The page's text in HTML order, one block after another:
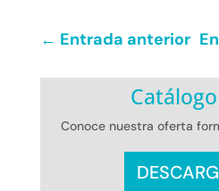
← Entrada anterior
Conoce nuestra oferta